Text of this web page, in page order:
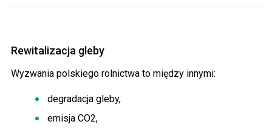
Rewitalizacja gleby
Wyzwania polskiego rolnictwa to między innymi:
degradacja gleby,
emisja CO2,